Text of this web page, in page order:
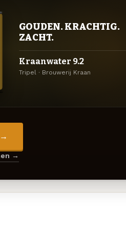
GOUDEN. KRACHTIG.
ZACHT.
Kraanwater 9.2
Tripel · Brouwerij Kraan
→